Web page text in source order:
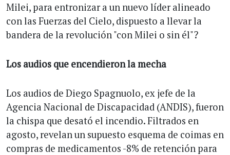
Milei, para entronizar a un nuevo líder alineado
con las Fuerzas del Cielo, dispuesto a llevar la
bandera de la revolución "con Milei o sin él"?
Los audios que encendieron la mecha
Los audios de Diego Spagnuolo, ex jefe de la
Agencia Nacional de Discapacidad (ANDIS), fueron
la chispa que desató el incendio. Filtrados en
agosto, revelan un supuesto esquema de coimas en
compras de medicamentos -8% de retención para